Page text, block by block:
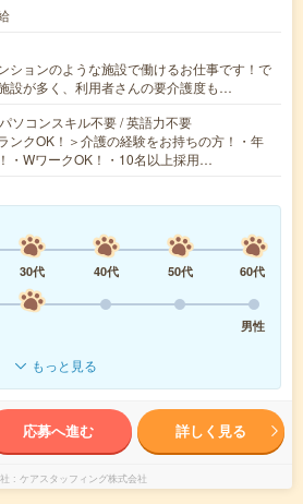
ションのような施設で働けるお仕事です！で
設が多く、利用者さんの要介護度も…
ソコンスキル不要 / 英語力不要
ンクOK！＞介護の経験をお持ちの方！・年
・WワークOK！・10名以上採用…
30代 40代 50代
60代
男性
もっと見る
応募へ進む 詳しく見る
ケアスタッフィング株式会社